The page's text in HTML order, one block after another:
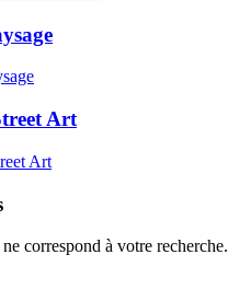
Art
correspond à votre recherche.